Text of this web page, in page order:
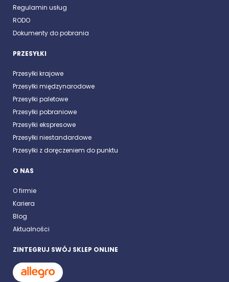
Regulamin usług
RODO
Dokumenty do pobrania
PRZESYŁKI
Przesyłki krajowe
Przesyłki międzynarodowe
Przesyłki paletowe
Przesyłki pobraniowe
Przesyłki ekspresowe
Przesyłki niestandardowe
Przesyłki z doręczeniem do punktu
O NAS
O firmie
Kariera
Blog
Aktualności
ZINTEGRUJ SWÓJ SKLEP ONLINE